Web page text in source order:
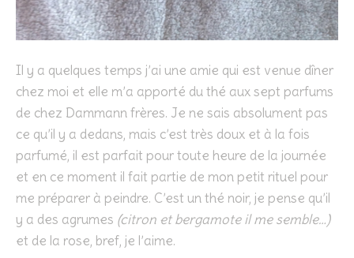
Il y a quelques temps j’ai une amie qui est venue dîner
chez moi et elle m’a apporté du thé aux sept parfums
de chez Dammann frères. Je ne sais absolument pas
ce qu’il y a dedans, mais c’est très doux et à la fois
parfumé, il est parfait pour toute heure de la journée
et en ce moment il fait partie de mon petit rituel pour
me préparer à peindre. C’est un thé noir, je pense qu’il
y a des agrumes (citron et bergamote il me semble…)
et de la rose, bref, je l’aime.